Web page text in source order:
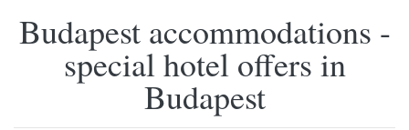
Budapest accommodations -
special hotel offers in
Budapest